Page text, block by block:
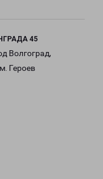
45
Волгоград,
Героев